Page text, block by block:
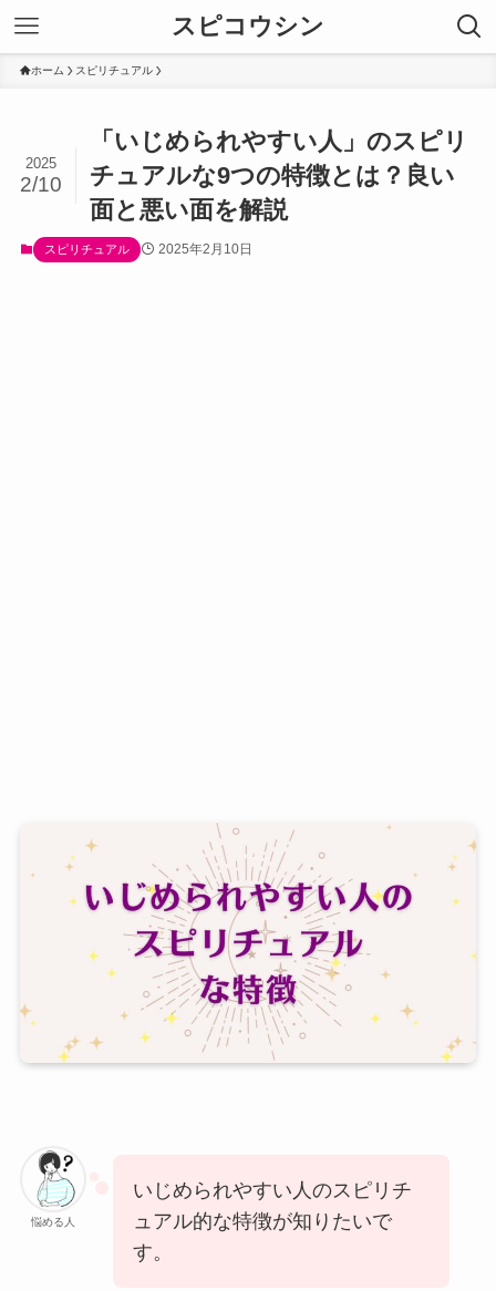
スピコウシン
ホーム スピリチュアル
「いじめられやすい人」のスピリ
チュアルな9つの特徴とは？良い
面と悪い面を解説
2025
2/10
スピリチュアル 2025年2月10日
悩める人
いじめられやすい人のスピリチ
ュアル的な特徴が知りたいで
す。